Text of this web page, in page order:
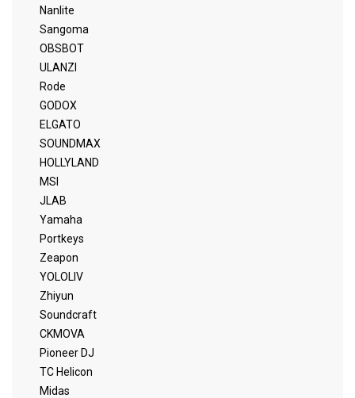
Nanlite
Sangoma
OBSBOT
ULANZI
Rode
GODOX
ELGATO
SOUNDMAX
HOLLYLAND
MSI
JLAB
Yamaha
Portkeys
Zeapon
YOLOLIV
Zhiyun
Soundcraft
CKMOVA
Pioneer DJ
TC Helicon
Midas